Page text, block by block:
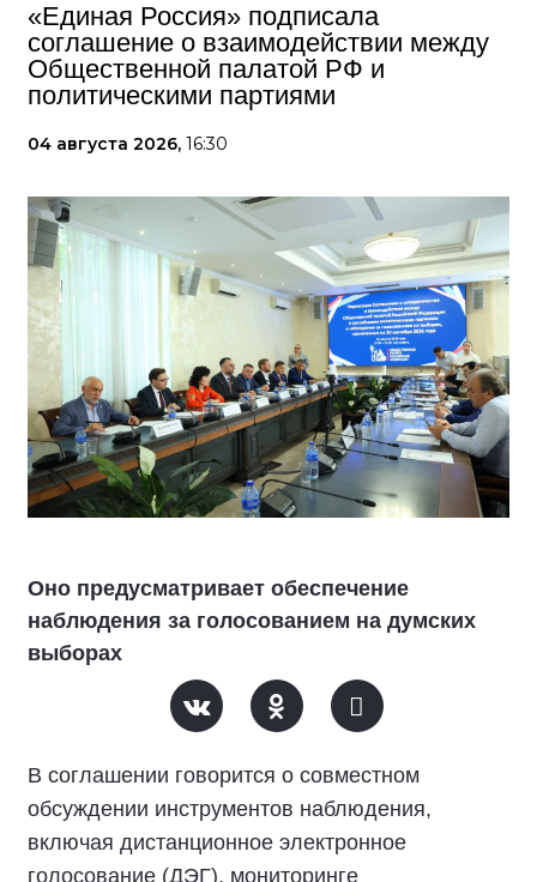
«Единая Россия» подписала
соглашение о взаимодействии между
Общественной палатой РФ и
политическими партиями
04 августа 2026, 16:30
Оно предусматривает обеспечение
наблюдения за голосованием на думских
выборах
В соглашении говорится о совместном
обсуждении инструментов наблюдения,
включая дистанционное электронное
голосование (ДЭГ), мониторинге